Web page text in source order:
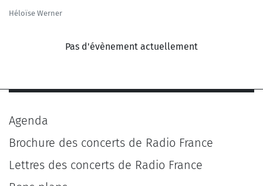
Héloïse Werner
Pas d'évènement actuellement
Agenda
Brochure des concerts de Radio France
Lettres des concerts de Radio France